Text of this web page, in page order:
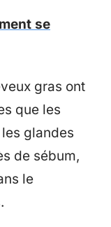
se
gras ont
que les
glandes
de sébum,
le